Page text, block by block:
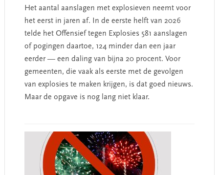
Het aantal aanslagen met explosieven neemt voor
het eerst in jaren af. In de eerste helft van 2026
telde het Offensief tegen Explosies 581 aanslagen
of pogingen daartoe, 124 minder dan een jaar
eerder — een daling van bijna 20 procent. Voor
gemeenten, die vaak als eerste met de gevolgen
van explosies te maken krijgen, is dat goed nieuws.
Maar de opgave is nog lang niet klaar.